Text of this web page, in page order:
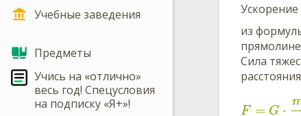
Учебные заведения
Предметы
Учись на «отлично»
весь год! Спецусловия
на подписку «Я+»!
из
Сила
F = G ⋅